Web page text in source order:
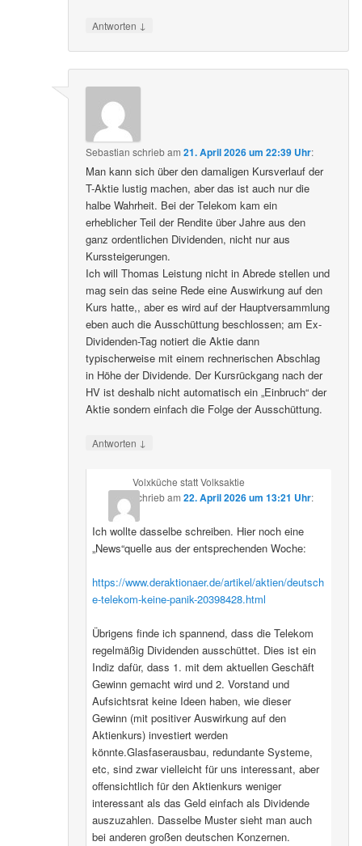
Antworten ↓
Sebastian schriebam21. April 2026 um 22:39 Uhr:
Man kann sich über den damaligen Kursverlauf der
T-Aktie lustig machen, aber das ist auch nur die
halbe Wahrheit. Bei der Telekom kam ein
erheblicher Teil der Rendite über Jahre aus den
ganz ordentlichen Dividenden, nicht nur aus
Kurssteigerungen.
Ich will Thomas Leistung nicht in Abrede stellen und
mag sein das seine Rede eine Auswirkung auf den
Kurs hatte,, aber es wird auf der Hauptversammlung
eben auch die Ausschüttung beschlossen; am Ex-
Dividenden-Tag notiert die Aktie dann
typischerweise mit einem rechnerischen Abschlag
in Höhe der Dividende. Der Kursrückgang nach der
HV ist deshalb nicht automatisch ein „Einbruch“ der
Aktie sondern einfach die Folge der Ausschüttung.
Antworten ↓
Volxküche statt Volksaktie
schriebam 22. April 2026 um 13:21 Uhr:
Ich wollte dasselbe schreiben. Hier noch eine
„News“quelle aus der entsprechenden Woche:
https://www.deraktionaer.de/artikel/aktien/deutsch
e-telekom-keine-panik-20398428.html
Übrigens finde ich spannend, dass die Telekom
regelmäßig Dividenden ausschüttet. Dies ist ein
Indiz dafür, dass 1. mit dem aktuellen Geschäft
Gewinn gemacht wird und 2. Vorstand und
Aufsichtsrat keine Ideen haben, wie dieser
Gewinn (mit positiver Auswirkung auf den
Aktienkurs) investiert werden
könnte.Glasfaserausbau, redundante Systeme,
etc, sind zwar vielleicht für uns interessant, aber
offensichtlich für den Aktienkurs weniger
interessant als das Geld einfach als Dividende
auszuzahlen. Dasselbe Muster sieht man auch
bei anderen großen deutschen Konzernen.